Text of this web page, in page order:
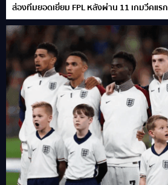
ส่องทีมยอดเยี่ยม FPL หลังผ่าน 11 เกมวีคแรก